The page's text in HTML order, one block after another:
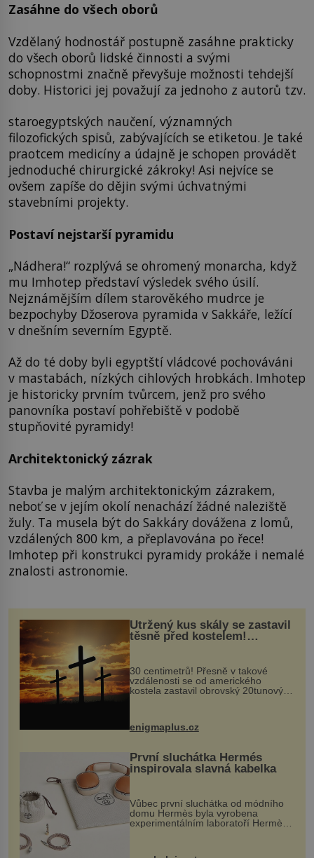
Zasáhne do všech oborů
Vzdělaný hodnostář postupně zasáhne prakticky
do všech oborů lidské činnosti a svými
schopnostmi značně převyšuje možnosti tehdejší
doby. Historici jej považují za jednoho z autorů tzv.
staroegyptských naučení, významných
filozofických spisů, zabývajících se etiketou. Je také
praotcem medicíny a údajně je schopen provádět
jednoduché chirurgické zákroky! Asi nejvíce se
ovšem zapíše do dějin svými úchvatnými
stavebními projekty.
Postaví nejstarší pyramidu
„Nádhera!“ rozplývá se ohromený monarcha, když
mu Imhotep představí výsledek svého úsilí.
Nejznámějším dílem starověkého mudrce je
bezpochyby Džoserova pyramida v Sakkáře, ležící
v dnešním severním Egyptě.
Až do té doby byli egyptští vládcové pochováváni
v mastabách, nízkých cihlových hrobkách. Imhotep
je historicky prvním tvůrcem, jenž pro svého
panovníka postaví pohřebiště v podobě
stupňovité pyramidy!
Architektonický zázrak
Stavba je malým architektonickým zázrakem,
neboť se v jejím okolí nenachází žádné naleziště
žuly. Ta musela být do Sakkáry dovážena z lomů,
vzdálených 800 km, a přeplavována po řece!
Imhotep při konstrukci pyramidy prokáže i nemalé
znalosti astronomie.
Utržený kus skály se zastavil
těsně před kostelem!
Ochránila ho boží síla?
30 centimetrů! Přesně v takové
vzdálenosti se od amerického
kostela zastavil obrovský 20tunový
...
enigmaplus.cz
První sluchátka Hermés
inspirovala slavná kabelka
Vůbec první sluchátka od módního
domu Hermès byla vyrobena
experimentálním laboratoří Hermès